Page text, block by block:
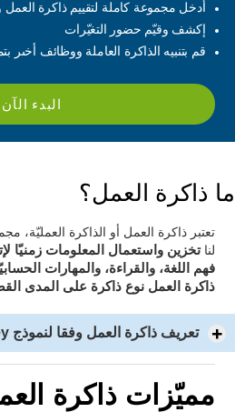
أدخل مجموعة كاملة لتقييم ذاكرة العمل
إكشف وقيّم حضور التغيّرات
قم بتنبيه الذاكرة العاملة ووظائف أخىر
البدء الآن
ما ذاكرة العمل؟
تعتبر ذاكرة العمل أو الذاكرة العمليّة،
لناتخزين واستعمال المعلومات زمنيّا
فهم اللغة، والقراءة، والمهارات
ذاكرة العمل نوع ذاكرة على المدى
تعريف ذاكرة العمل وفقا لنموذج Baddley و
مميّزات ذاكرة